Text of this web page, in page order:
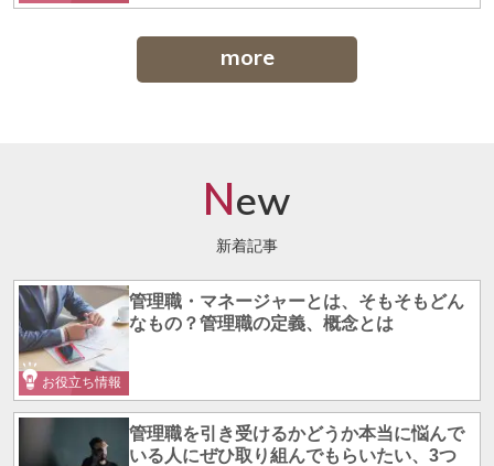
more
New
新着記事
お役立ち情報
管理職・マネージャーとは、そもそもどん
なもの？管理職の定義、概念とは
管理職を引き受けるかどうか本当に悩んで
いる人にぜひ取り組んでもらいたい、3つ